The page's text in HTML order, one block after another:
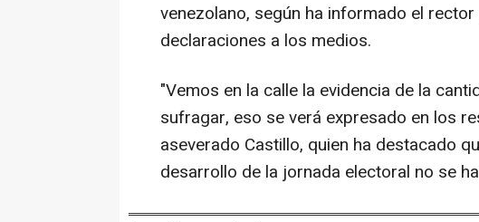
venezolano, según ha informado el
declaraciones a los medios.
"Vemos en la calle la evidencia de la
sufragar, eso se verá expresado en los
aseverado Castillo, quien ha destacado
desarrollo de la jornada electoral no se